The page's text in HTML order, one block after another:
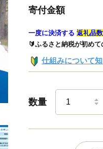
寄付金額
一度に決済する 返礼品
🔰ふるさと納税が初め
仕組みについて
数量